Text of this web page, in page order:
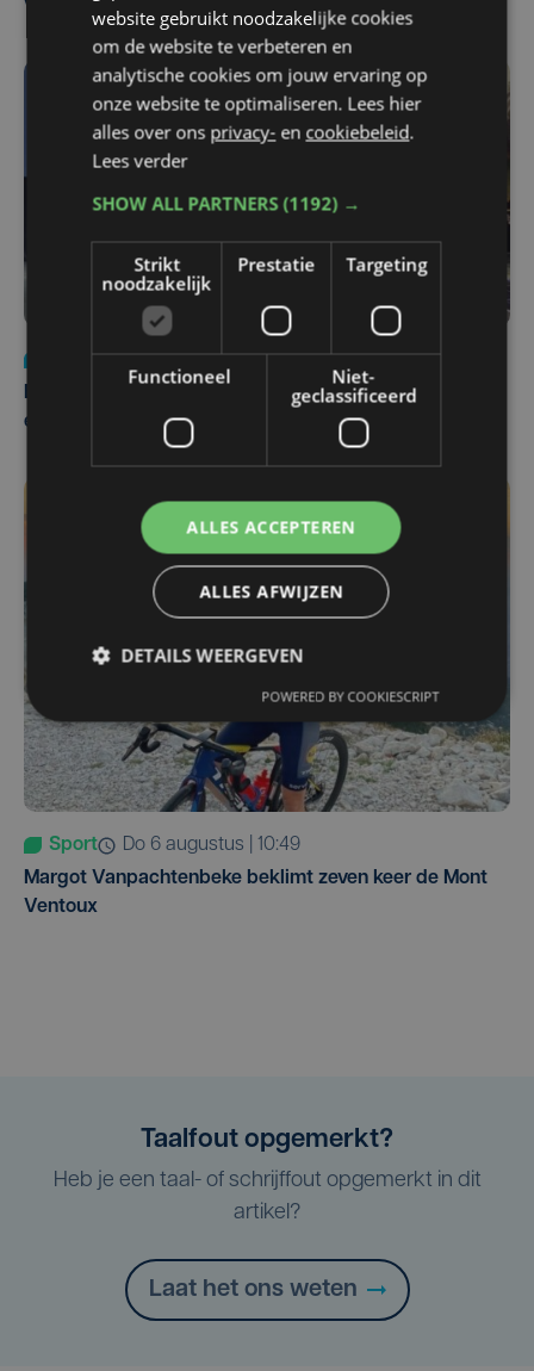
voor tickets Union - Bodø/Glimt
Nieuws
za 1 augustus | 22:36
Belgisch Solar Team met West-Vlamingen wint voor
eerst in VS
Sport
do 6 augustus | 10:49
Margot Vanpachtenbeke beklimt zeven keer de Mont
Ventoux
Taalfout opgemerkt?
Heb je een taal- of schrijffout opgemerkt in dit
artikel?
Laat het ons weten
website gebruikt noodzakelijke cookies
om de website te verbeteren en
analytische cookies om jouw ervaring op
onze website te optimaliseren. Lees hier
alles over ons privacy- en cookiebeleid.
Lees verder
SHOW ALL PARTNERS(1192) →
Strikt
noodzakelijk
Prestatie Targeting
Functioneel
Niet-
geclassificeerd
ALLES ACCEPTEREN
ALLES AFWIJZEN
DETAILS WEERGEVEN
POWERED BY COOKIESCRIPT